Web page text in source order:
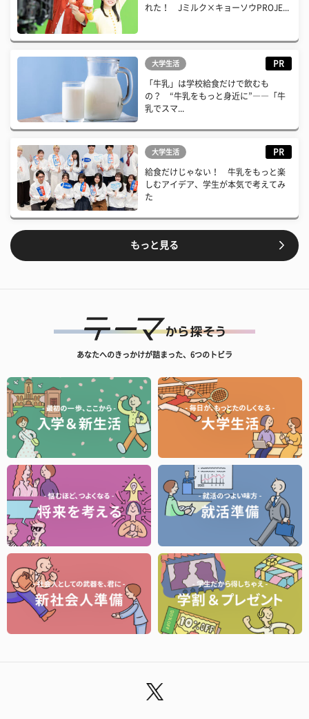
れた！ Jミルク×キョーソウPROJE...
大学生活 PR
「牛乳」は学校給食だけで飲むも
の？ “牛乳をもっと身近に”――「牛
乳でスマ...
大学生活 PR
給食だけじゃない！ 牛乳をもっと楽
しむアイデア、学生が本気で考えてみ
た
もっと見る
あなたへのきっかけが詰まった、6つのトビラ